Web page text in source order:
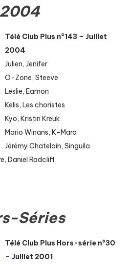
2004
Télé Club Plus n°143 – Juillet
2004
Julien, Jenifer
O-Zone, Steeve
Leslie, Eamon
Kelis, Les choristes
Kyo, Kristin Kreuk
Mario Winans, K-Maro
Jérémy Chatelain, Singuila
Daniel Radcliff
Séries
Télé Club Plus Hors-série n°30
– Juillet 2001